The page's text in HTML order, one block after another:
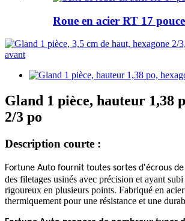
Roue en acier RT 17
Gland 1 pièce, hauteur 1,38
2/3 po
Description courte :
Fortune Auto fournit toutes sortes d'écrous
des filetages usinés avec précision et ayant
rigoureux en plusieurs points. Fabriqué en
thermiquement pour une résistance et une